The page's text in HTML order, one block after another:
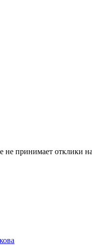
не принимает отклики